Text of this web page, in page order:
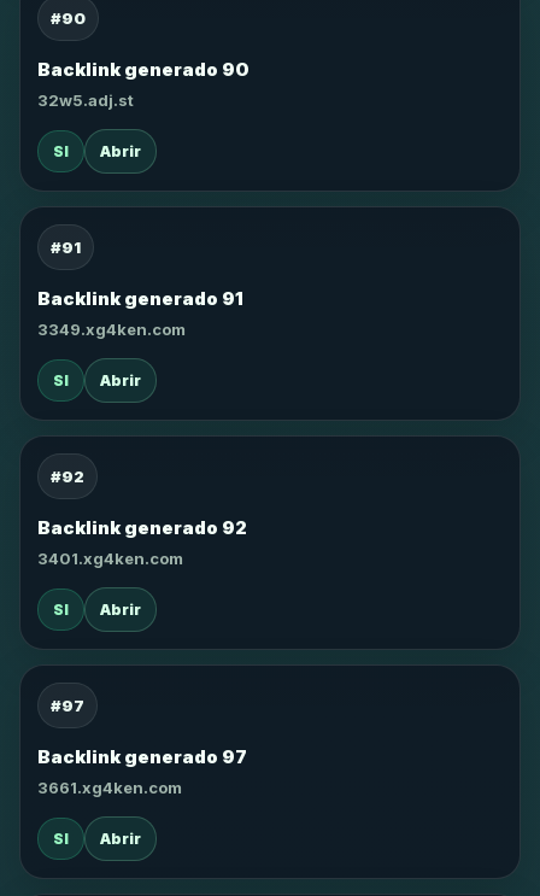
#90
Backlink generado 90
32w5.adj.st
SI Abrir
#91
Backlink generado 91
3349.xg4ken.com
SI Abrir
#92
Backlink generado 92
3401.xg4ken.com
SI Abrir
#97
Backlink generado 97
3661.xg4ken.com
SI Abrir